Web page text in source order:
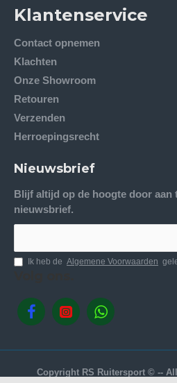
Klantenservice
Contact opnemen
Klachten
Onze Showroom
Retouren
Verzenden
Herroepingsrecht
Nieuwsbrief
Blijf altijd op de hoogte door aan
nieuwsbrief.
Ik heb de Algemene Voorwaarden
Copyright RS Ruitersport © --